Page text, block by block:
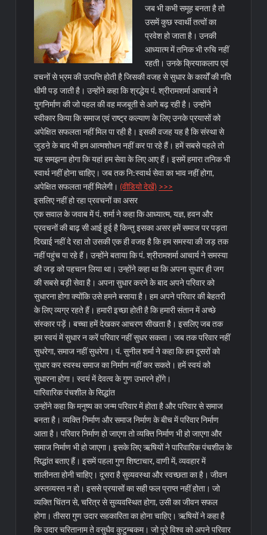
जब भी कभी समूह बनता है तो
उसमें कुछ स्वार्थी तत्वों का
प्रवेश हो जाता है। उनकी
आध्यात्म में तनिक भी रुचि नहीं
रहती। उनके क्रियाकलाप एवं
वचनों से भ्रम की उत्पत्ति होती है जिसकी वजह से सुधार के कार्यों की गति
धीमी पड़ जाती है। उन्होंने कहा कि श्रद्धेय पं. श्रीरामशर्मा आचार्य ने
युगनिर्माण की जो पहल की वह मजबूती से आगे बढ़ रही है। उन्होंने
स्वीकार किया कि समाज एवं राष्ट्र कल्याण के लिए उनके प्रयासों को
अपेक्षित सफलता नहीं मिल पा रही है। इसकी वजह यह है कि संस्था से
जुडऩे के बाद भी हम आत्मशोधन नहीं कर पा रहे हैं। हमें सबसे पहले तो
यह समझना होगा कि यहां हम सेवा के लिए आए हैं। इसमें हमारा तनिक भी
स्वार्थ नहीं होना चाहिए। जब तक नि:स्वार्थ सेवा का भाव नहीं होगा,
अपेक्षित सफलता नहीं मिलेगी। (वीडियो देखें) >>>
इसलिए नहीं हो रहा प्रवचनों का असर
एक सवाल के जवाब में पं. शर्मा ने कहा कि आध्यात्म, यज्ञ, हवन और
प्रवचनों की बाढ़ सी आई हुई है किन्तु इसका असर हमें समाज पर पड़ता
दिखाई नहीं दे रहा तो उसकी एक ही वजह है कि हम समस्या की जड़ तक
नहीं पहुंच पा रहे हैं। उन्होंने बताया कि पं. श्रीरामशर्मा आचार्य ने समस्या
की जड़ को पहचान लिया था। उन्होंने कहा था कि अपना सुधार ही जग
की सबसे बड़ी सेवा है। अपना सुधार करने के बाद अपने परिवार को
सुधारना होगा क्योंकि उसे हमने बसाया है। हम अपने परिवार की बेहतरी
के लिए व्यग्र रहते हैं। हमारी इच्छा होती है कि हमारी संतान में अच्छे
संस्कार पड़ें। बच्चा हमें देखकर आचरण सीखता है। इसलिए जब तक
हम स्वयं में सुधार न करें परिवार नहीं सुधर सकता। जब तक परिवार नहीं
सुधरेगा, समाज नहीं सुधरेगा। पं. सुनील शर्मा ने कहा कि हम दूसरों को
सुधार कर स्वस्थ समाज का निर्माण नहीं कर सकते। हमें स्वयं को
सुधारना होगा। स्वयं में देवत्व के गुण उभारने होंगे।
पारिवारिक पंचशील के सिद्धांत
उन्होंने कहा कि मनुष्य का जन्म परिवार में होता है और परिवार से समाज
बनता है। व्यक्ति निर्माण और समाज निर्माण के बीच में परिवार निर्माण
आता है। परिवार निर्माण हो जाएगा तो व्यक्ति निर्माण भी हो जाएगा और
समाज निर्माण भी हो जाएगा। इसके लिए ऋषियों ने पारिवारिक पंचशील के
सिद्धांत बताए हैं। इसमें पहला गुण शिष्टाचार, वाणी में, व्यवहार में
शालीनता होनी चाहिए। दूसरा है सुव्यवस्था और स्वच्छता का है। जीवन
अस्तव्यस्त न हो। इससे प्रयासों का सही फल प्राप्त नहीं होता। जो
व्यक्ति चिंतन से, चरित्र से सुव्यवस्थित होगा, उसी का जीवन सफल
होगा। तीसरा गुण उदार सहकारिता का होना चाहिए। ऋषियों ने कहा है
कि उदार चरितानाम ते वसुधैव कुटुम्बकम। जो पूरे विश्व को अपने परिवार